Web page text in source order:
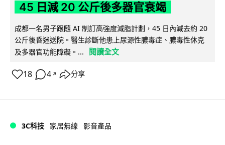
45 日減 20 公斤後多器官衰竭
成都一名男子跟隨 AI 制訂高強度減脂計劃，45 日內減去約 20
公斤後昏迷送院。醫生診斷他患上尿源性膿毒症、膿毒性休克
及多器官功能障礙。...
閱讀全文
18 4 ↗ 分享
3C科技 家居無線 影音產品